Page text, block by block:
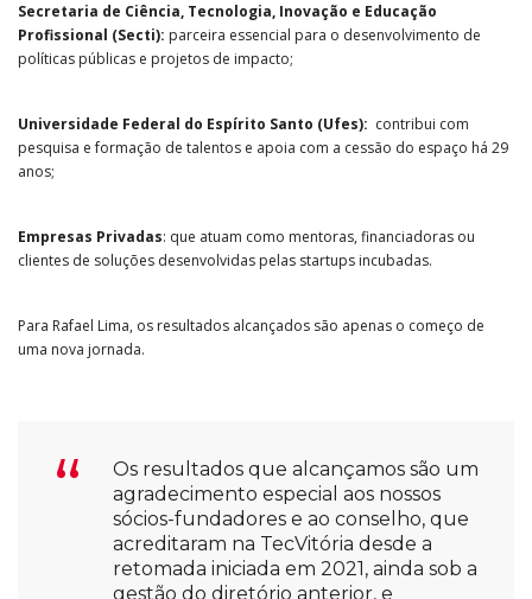
Secretaria de Ciência, Tecnologia, Inovação e Educação
Profissional (Secti): parceira essencial para o desenvolvimento de
políticas públicas e projetos de impacto;
Universidade Federal do Espírito Santo (Ufes): contribui com
pesquisa e formação de talentos e apoia com a cessão do espaço há 29
anos;
Empresas Privadas: que atuam como mentoras, financiadoras ou
clientes de soluções desenvolvidas pelas startups incubadas.
Para Rafael Lima, os resultados alcançados são apenas o começo de
uma nova jornada.
Os resultados que alcançamos são um
agradecimento especial aos nossos
sócios-fundadores e ao conselho, que
acreditaram na TecVitória desde a
retomada iniciada em 2021, ainda sob a
gestão do diretório anterior, e